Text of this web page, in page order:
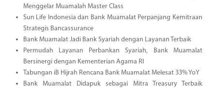
Menggelar Muamalah Master Class
Sun Life Indonesia dan Bank Muamalat Perpanjang Kemitraan
Strategis Bancassurance
Bank Muamalat Jadi Bank Syariah dengan Layanan Terbaik
Permudah Layanan Perbankan Syariah, Bank Muamalat
Bersinergi dengan Kementerian Agama RI
Tabungan iB Hijrah Rencana Bank Muamalat Melesat 33% YoY
Bank Muamalat Didapuk sebagai Mitra Treasury Terbaik